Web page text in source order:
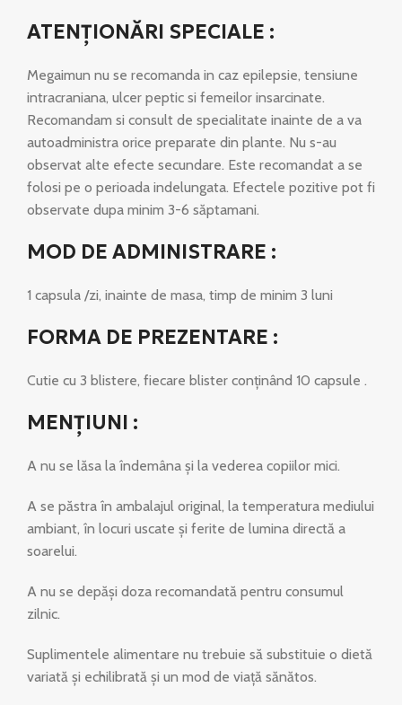
ATENŢIONĂRI SPECIALE :
Megaimun nu se recomanda in caz epilepsie, tensiune
intracraniana, ulcer peptic si femeilor insarcinate.
Recomandam si consult de specialitate inainte de a va
autoadministra orice preparate din plante. Nu s-au
observat alte efecte secundare. Este recomandat a se
folosi pe o perioada indelungata. Efectele pozitive pot fi
observate dupa minim 3-6 săptamani.
MOD DE ADMINISTRARE :
1 capsula /zi, inainte de masa, timp de minim 3 luni
FORMA DE PREZENTARE :
Cutie cu 3 blistere, fiecare blister conţinând 10 capsule .
MENŢIUNI :
A nu se lăsa la îndemâna și la vederea copiilor mici.
A se păstra în ambalajul original, la temperatura mediului
ambiant, în locuri uscate și ferite de lumina directă a
soarelui.
A nu se depăşi doza recomandată pentru consumul
zilnic.
Suplimentele alimentare nu trebuie să substituie o dietă
variată și echilibrată și un mod de viață sănătos.